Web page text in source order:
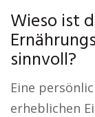
Wieso ist
sinnvoll?
Eine
erheblichen